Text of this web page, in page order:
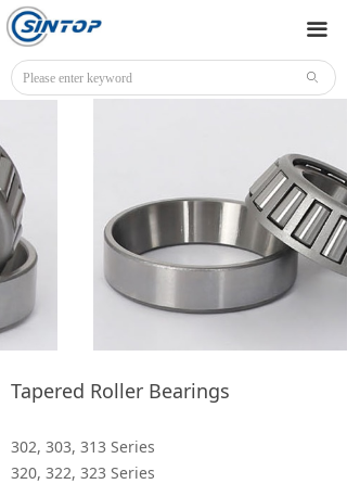
끀
ꄙ
Tapered Roller Bearings
302, 303, 313 Series
320, 322, 323 Series